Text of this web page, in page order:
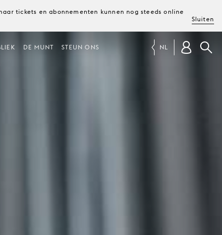
tickets en abonnementen kunnen nog steeds online
Sluiten
DE MUNT STEUN ONS NL